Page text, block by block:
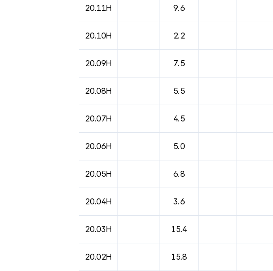
20.11H 9.6
20.10H 2.2
20.09H 7.5
20.08H 5.5
20.07H 4.5
20.06H 5.0
20.05H 6.8
20.04H 3.6
20.03H 15.4
20.02H 15.8